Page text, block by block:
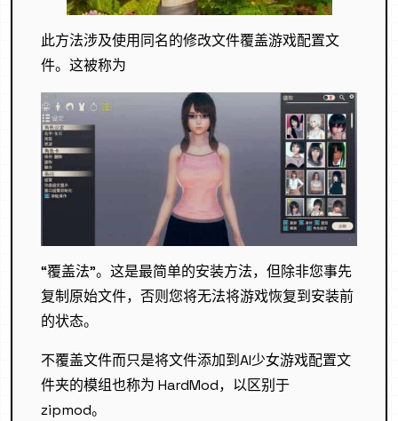
此方法涉及使用同名的修改文件覆盖游戏配置文
件。这被称为
“覆盖法”。这是最简单的安装方法，但除非您事先
复制原始文件，否则您将无法将游戏恢复到安装前
的状态。
不覆盖文件而只是将文件添加到AI少女游戏配置文
件夹的模组也称为 HardMod，以区别于
zipmod。